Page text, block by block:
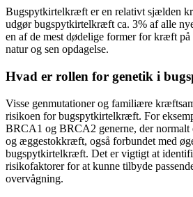
Bugspytkirtelkræft er en relativt sjælden
udgør bugspytkirtelkræft ca. 3% af alle
en af de mest dødelige former for kræft på
natur og sen opdagelse.
Hvad er rollen for genetik i
Visse genmutationer og familiære
risikoen for bugspytkirtelkræft. For
BRCA1 og BRCA2 generne, der normalt
og æggestokkræft, også forbundet med
bugspytkirtelkræft. Det er vigtigt at
risikofaktorer for at kunne tilbyde
overvågning.